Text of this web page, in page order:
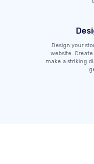
Design your
website.
make a striking